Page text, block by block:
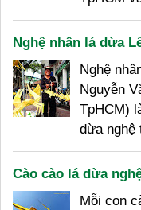
Nghệ nhân lá dừa
Nghệ
Nguyễn
TpHCM)
dừa nghệ
Cào cào lá dừa
Mỗi con